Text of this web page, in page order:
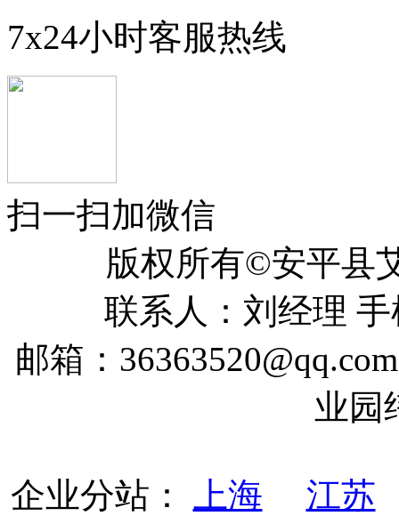
7x24小时客服热线
扫一扫加微信
版权所有©安平
联系人：刘经理 手
邮箱：
业园
企业分站： 上海
江苏